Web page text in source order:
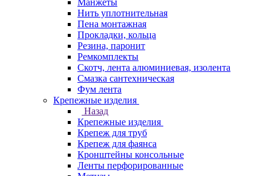
Манжеты
Нить уплотнительная
Пена монтажная
Прокладки, кольца
Резина, паронит
Ремкомплекты
Скотч, лента алюминиевая, изолента
Смазка сантехническая
Фум лента
Крепежные изделия
Назад
Крепежные изделия
Крепеж для труб
Крепеж для фаянса
Кронштейны консольные
Ленты перфорированные